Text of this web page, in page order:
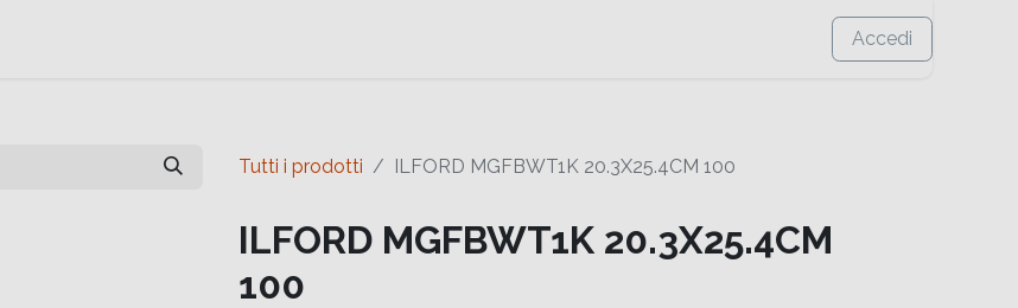
Accedi
Tutti i prodotti ILFORD MGFBWT1K 20.3X25.4CM 100
ILFORD MGFBWT1K 20.3X25.4CM
100